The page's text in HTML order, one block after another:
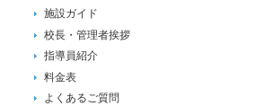
施設ガイド
校長・管理者挨拶
指導員紹介
料金表
よくあるご質問